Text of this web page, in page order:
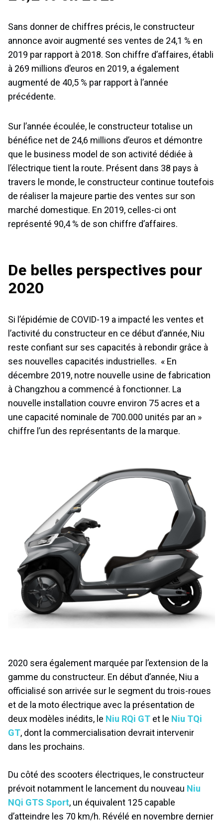
Sans donner de chiffres précis, le constructeur
annonce avoir augmenté ses ventes de 24,1 % en
2019 par rapport à 2018. Son chiffre d’affaires, établi
à 269 millions d’euros en 2019, a également
augmenté de 40,5 % par rapport à l’année
précédente.
Sur l’année écoulée, le constructeur totalise un
bénéfice net de 24,6 millions d’euros et démontre
que le business model de son activité dédiée à
l’électrique tient la route. Présent dans 38 pays à
travers le monde, le constructeur continue toutefois
de réaliser la majeure partie des ventes sur son
marché domestique. En 2019, celles-ci ont
représenté 90,4 % de son chiffre d’affaires.
De belles perspectives pour
2020
Si l’épidémie de COVID-19 a impacté les ventes et
l’activité du constructeur en ce début d’année, Niu
reste confiant sur ses capacités à rebondir grâce à
ses nouvelles capacités industrielles. « En
décembre 2019, notre nouvelle usine de fabrication
à Changzhou a commencé à fonctionner. La
nouvelle installation couvre environ 75 acres et a
une capacité nominale de 700.000 unités par an »
chiffre l’un des représentants de la marque.
2020 sera également marquée par l’extension de la
gamme du constructeur. En début d’année, Niu a
officialisé son arrivée sur le segment du trois-roues
et de la moto électrique avec la présentation de
deux modèles inédits, le Niu RQi GT et le Niu TQi
GT, dont la commercialisation devrait intervenir
dans les prochains.
Du côté des scooters électriques, le constructeur
prévoit notamment le lancement du nouveau Niu
NQi GTS Sport, un équivalent 125 capable
d’atteindre les 70 km/h. Révélé en novembre dernier